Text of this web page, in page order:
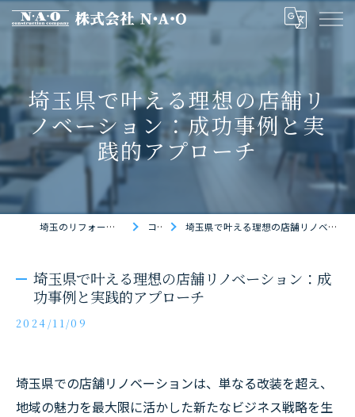
埼玉県で叶える理想の店舗リ
ノベーション：成功事例と実
践的アプローチ
埼玉のリフォームなら株式会社N・A・O コラム 埼玉県で叶える理想の店舗リノベーション：成功事例と実践的アプローチ
埼玉県で叶える理想の店舗リノベーション：成
功事例と実践的アプローチ
2024/11/09
埼玉県での店舗リノベーションは、単なる改装を超え、
地域の魅力を最大限に活かした新たなビジネス戦略を生